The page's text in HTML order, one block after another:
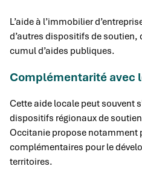
L’aide à l’immobilier
d’autres dispositifs de soutien,
cumul d’aides publiques.
Complémentarité avec
Cette aide locale peut souvent
dispositifs régionaux de
Occitanie propose notamment
complémentaires pour le
territoires.